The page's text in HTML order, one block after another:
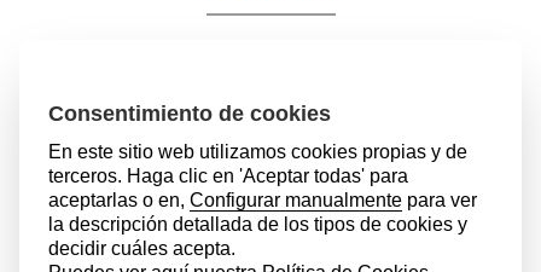
sino que, debido a la presión generada, se potencian
los sabores y los nutrientes de los alimentos.
Debido al uso continuado que se le da, es fundamental
conocer el estado de las piezas de la olla express para
mantenerla en condiciones óptimas y evitar averías. No
obstante, si notas cualquier mínimo desperfecto, es